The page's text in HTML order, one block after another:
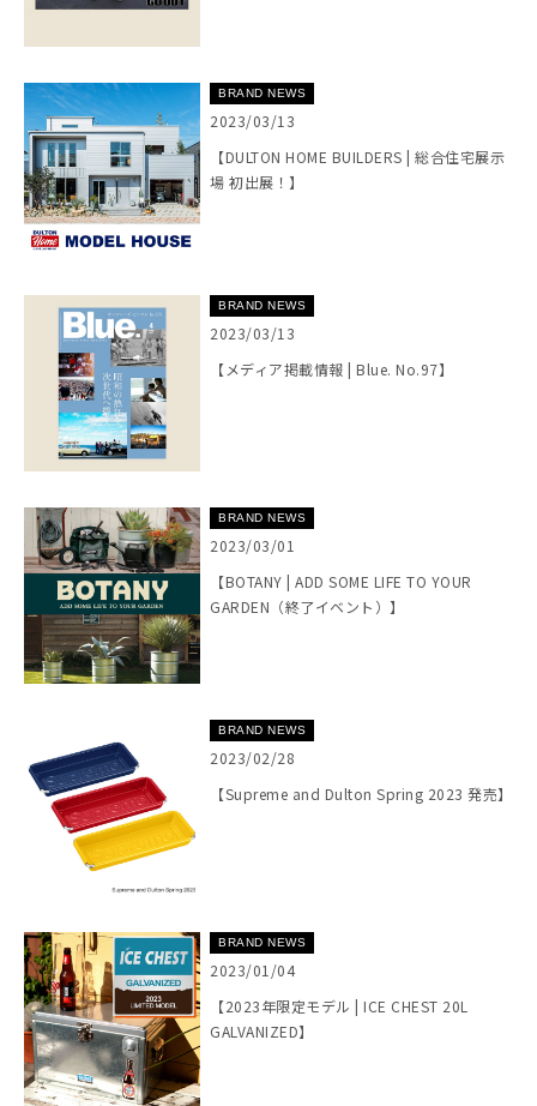
BRAND NEWS
2023/03/13
【DULTON HOME BUILDERS | 総合住宅展示
場 初出展！】
BRAND NEWS
2023/03/13
【メディア掲載情報 | Blue. No.97】
BRAND NEWS
2023/03/01
【BOTANY | ADD SOME LIFE TO YOUR
GARDEN（終了イベント）】
BRAND NEWS
2023/02/28
【Supreme and Dulton Spring 2023 発売】
BRAND NEWS
2023/01/04
【2023年限定モデル | ICE CHEST 20L
GALVANIZED】